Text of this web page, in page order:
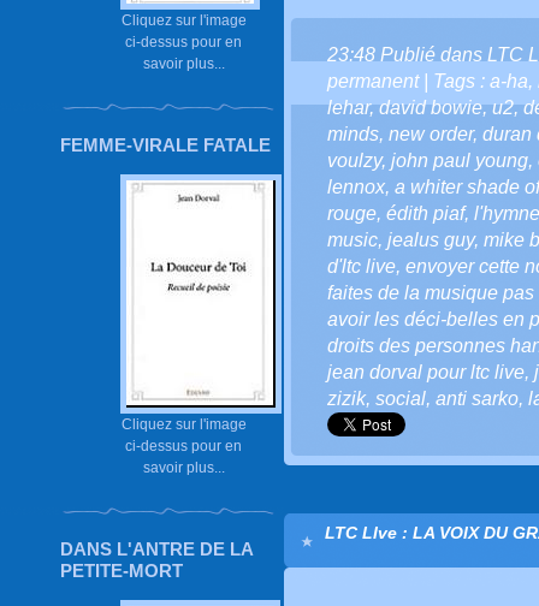
Cliquez sur l'image
ci-dessus pour en
savoir plus...
FEMME-VIRALE FATALE
Cliquez sur l'image
ci-dessus pour en
savoir plus...
DANS L'ANTRE DE LA
PETITE-MORT
23:48 Publié dans LTC
permanent| Tags : a-ha,
lehar,david bowie,u2,
minds, new order, duran
voulzy, john paul young,
lennox, a whiter shade
rouge, édith piaf,
music, jealus guy, mike
d'ltc live, envoyer cette
faites de la musique
avoir les déci-belles en
droits des personnes
jean dorval pour ltc live,
zizik, social, anti sarko,
LTC LIve : LA VOIX DU